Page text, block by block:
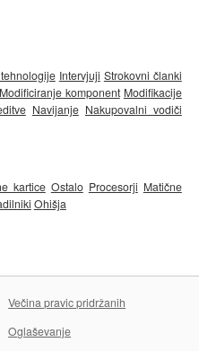
Intervjuji Strokovni članki
Modificiranje komponent Modifikacije
Navijanje Nakupovalni vodiči
kartice Ostalo Procesorji Matične
Ohišja
Večina pravic pridržanih
Oglaševanje